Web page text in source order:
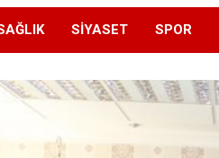
SIYASET SPOR